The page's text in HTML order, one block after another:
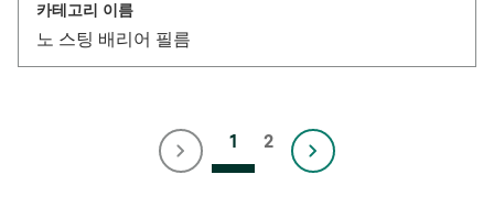
카테고리 이름
노 스팅 배리어 필름
1 2